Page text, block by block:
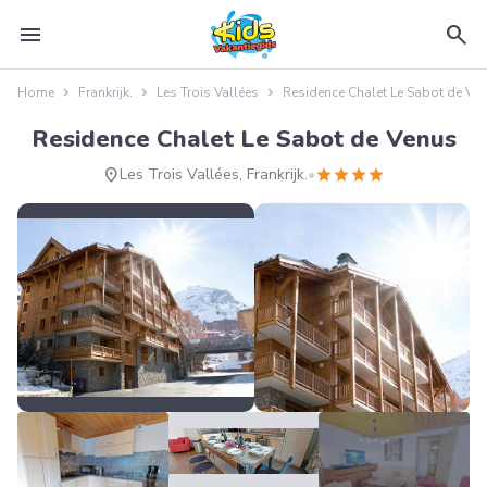
menu search
Home Frankrijk. Les Trois Vallées Residence Chalet Le Sabot de
Residence Chalet Le Sabot de Venus
location_onLes Trois Vallées, Frankrijk.•starstarstarstar